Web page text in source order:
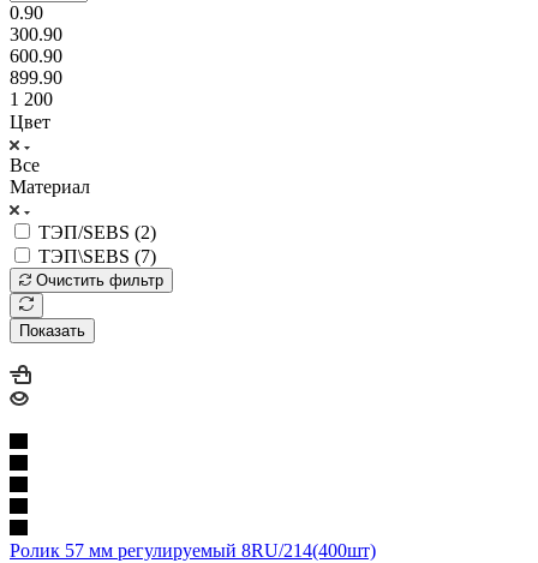
0.90
300.90
600.90
899.90
1 200
Цвет
Все
Материал
ТЭП/SEBS (2)
ТЭП\SEBS (7)
Очистить фильтр
Показать
Ролик 57 мм регулируемый 8RU/214(400шт)